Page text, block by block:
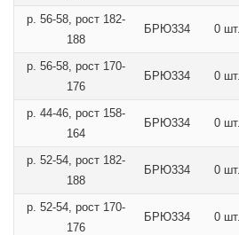
р. 56-58, рост 182-
188
БРЮ334 0 шт.
р. 56-58, рост 170-
176
БРЮ334 0 шт.
р. 44-46, рост 158-
164
БРЮ334 0 шт.
р. 52-54, рост 182-
188
БРЮ334 0 шт.
р. 52-54, рост 170-
176
БРЮ334 0 шт.